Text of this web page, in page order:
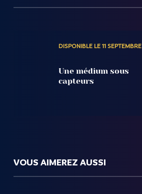
DISPONIBLE LE 11 SEPTEMBRE
Une médium sous
capteurs
VOUS AIMEREZ AUSSI